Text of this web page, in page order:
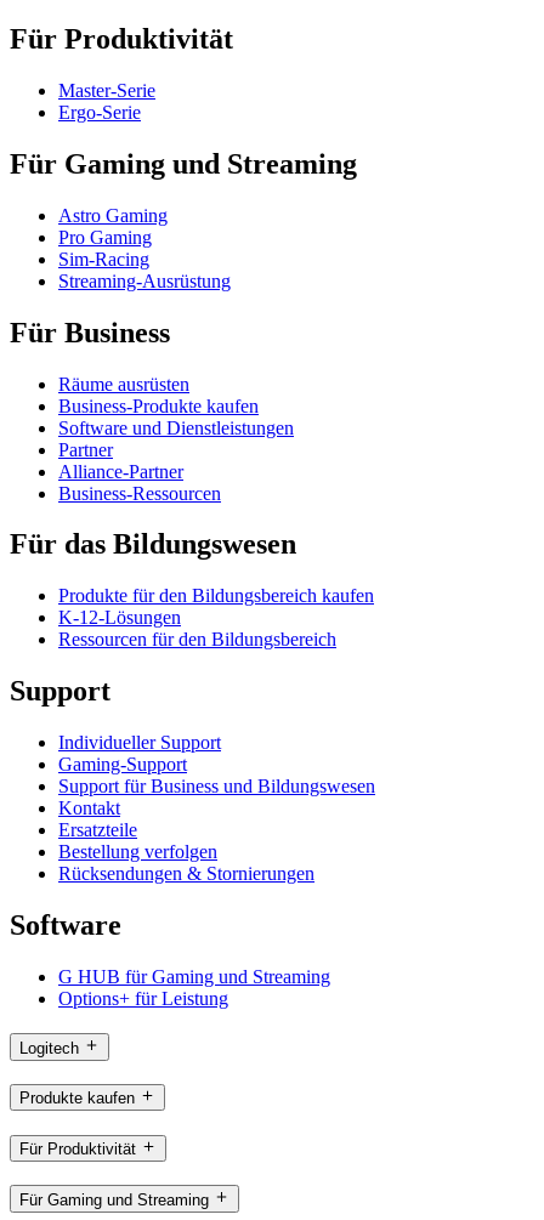
Für Produktivität
Master-Serie
Ergo-Serie
Für Gaming und Streaming
Astro Gaming
Pro Gaming
Sim-Racing
Streaming-Ausrüstung
Für Business
Räume ausrüsten
Business-Produkte kaufen
Software und Dienstleistungen
Partner
Alliance-Partner
Business-Ressourcen
Für das Bildungswesen
Produkte für den Bildungsbereich kaufen
K-12-Lösungen
Ressourcen für den Bildungsbereich
Support
Individueller Support
Gaming-Support
Support für Business und Bildungswesen
Kontakt
Ersatzteile
Bestellung verfolgen
Rücksendungen & Stornierungen
Software
G HUB für Gaming und Streaming
Options+ für Leistung
Logitech
Produkte kaufen
Für Produktivität
Für Gaming und Streaming